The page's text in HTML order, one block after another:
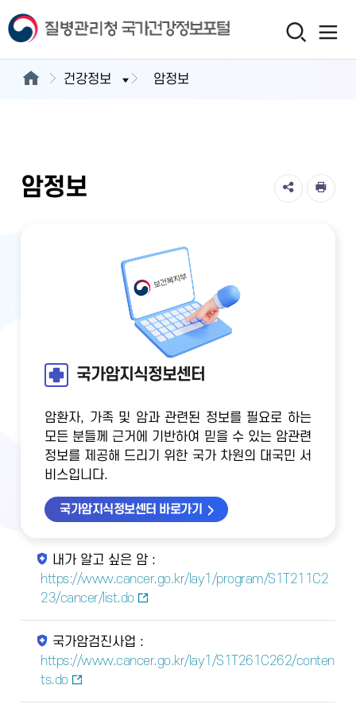
건강정보 암정보
암정보
국가암지식정보센터
암환자, 가족 및 암과 관련된 정보를 필요로 하는
모든 분들께 근거에 기반하여 믿을 수 있는 암관련
정보를 제공해 드리기 위한 국가 차원의 대국민 서
비스입니다.
국가암지식정보센터 바로가기
내가 알고 싶은 암 :
https://www.cancer.go.kr/lay1/program/S1T211C2
23/cancer/list.do
국가암검진사업 :
https://www.cancer.go.kr/lay1/S1T261C262/conten
ts.do